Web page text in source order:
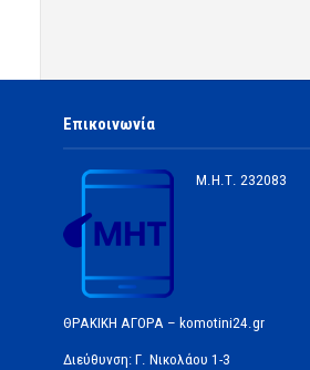
Επικοινωνία
Μ.Η.Τ. 232083
ΘΡΑΚΙΚΗ ΑΓΟΡΑ – komotini24.gr
Διεύθυνση: Γ. Νικολάου 1-3